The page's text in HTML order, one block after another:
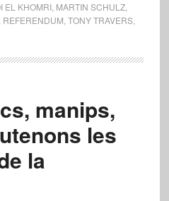
EL KHOMRI, MARTIN SCHULZ,
REFERENDUM TONY TRAVERS,
manips,
les
la